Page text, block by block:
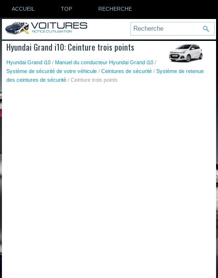
ACCUEIL TOP RECHERCHE
Hyundai Grand i10: Ceinture trois points
Hyundai Grand i10 /Manuel du conducteur Hyundai Grand i10 /
Système de sécurité de votre véhicule /Ceintures de sécurité /Système de retenue
des ceintures de sécurité / Ceinture trois points